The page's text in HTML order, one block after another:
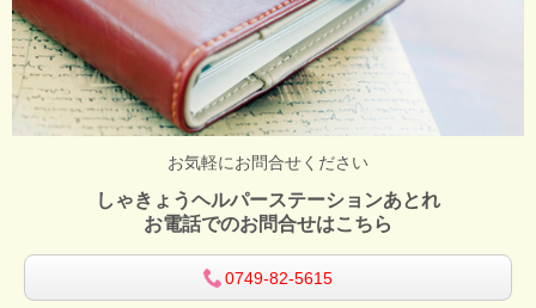
お気軽にお問合せください
しゃきょうヘルパーステーションあとれ
お電話でのお問合せはこちら
0749-82-5615